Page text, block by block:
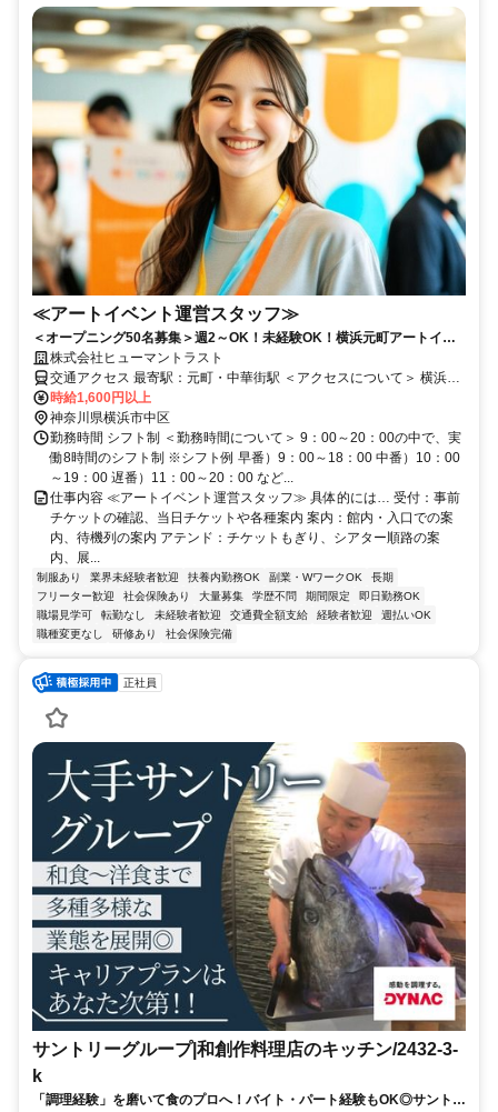
≪アートイベント運営スタッフ≫
＜オープニング50名募集＞週2～OK！未経験OK！横浜元町アートイベ
ントスタッフ（SSEA-0001）
株式会社ヒューマントラスト
交通アクセス 最寄駅：元町・中華街駅 ＜アクセスについて＞ 横浜高
速鉄道みなとみらい線 「元町・中華街駅」から15分
時給1,600円以上
神奈川県横浜市中区
勤務時間 シフト制 ＜勤務時間について＞ 9：00～20：00の中で、実
働8時間のシフト制 ※シフト例 早番）9：00～18：00 中番）10：00
～19：00 遅番）11：00～20：00 など...
仕事内容 ≪アートイベント運営スタッフ≫ 具体的には… 受付：事前
チケットの確認、当日チケットや各種案内 案内：館内・入口での案
内、待機列の案内 アテンド：チケットもぎり、シアター順路の案
内、展...
制服あり 業界未経験者歓迎 扶養内勤務OK 副業・WワークOK
長期
フリーター歓迎
社会保険あり 大量募集 学歴不問 期間限定
即日勤務OK
職場見学可
転勤なし 未経験者歓迎 交通費全額支給 経験者歓迎
週払いOK
職種変更なし
研修あり 社会保険完備
正社員
サントリーグループ|和創作料理店のキッチン/2432-3-
k
「調理経験」を磨いて食のプロへ！バイト・パート経験もOK◎サントリ